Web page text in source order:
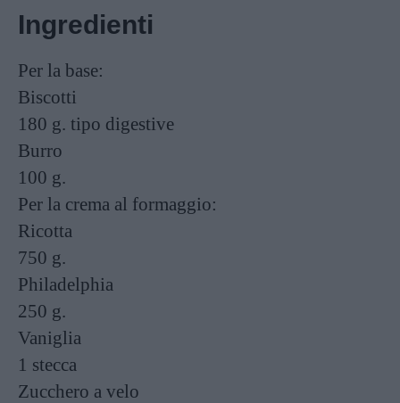
Ingredienti
Per la base:
Biscotti
180 g. tipo digestive
Burro
100 g.
Per la crema al formaggio:
Ricotta
750 g.
Philadelphia
250 g.
Vaniglia
1 stecca
Zucchero a velo